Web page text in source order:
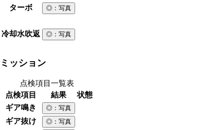
ターボ ◎ ：写真
冷却水吹返 ◎ ：写真
ミッション
点検項目一覧表
点検項目
結果
状態
ギア鳴き
◎ ：写真
ギア抜け ◎ ：写真